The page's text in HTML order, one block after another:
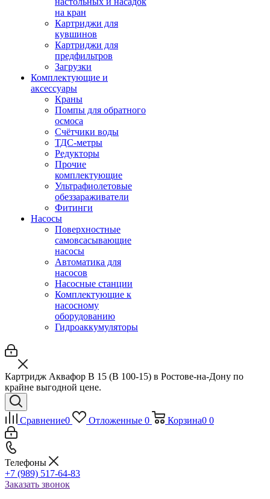
на кран
Картриджи для
кувшинов
Картриджи для
предфильтров
Загрузки
Комплектующие и
аксессуары
Краны
Помпы для обратного
осмоса
Счётчики воды
ТДС-метры
Редукторы
Прочие
комплектующие
Ультрафиолетовые
обеззараживатели
Фитинги
Насосы
Поверхностные
самовсасывающие
насосы
Автоматика для
насосов
Насосные станции
Комплектующие к
насосному
оборудованию
Гидроаккумуляторы
Картридж Аквафор В 15 (В 100-15) в Ростове-на-Дону по
крайне выгодной цене.
Сравнение0 Отложенные 0 Корзина0 0
Телефоны
+7 (989) 517-64-83
Заказать звонок